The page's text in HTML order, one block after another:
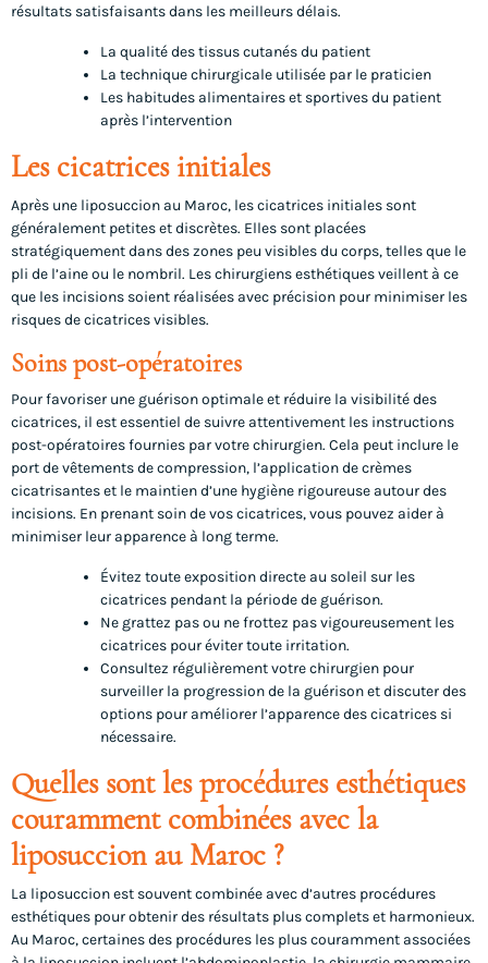
résultats satisfaisants dans les meilleurs délais.
La qualité des tissus cutanés du patient
La technique chirurgicale utilisée par le praticien
Les habitudes alimentaires et sportives du patient
après l’intervention
Les cicatrices initiales
Après une liposuccion au Maroc, les cicatrices initiales sont
généralement petites et discrètes. Elles sont placées
stratégiquement dans des zones peu visibles du corps, telles que le
pli de l’aine ou le nombril. Les chirurgiens esthétiques veillent à ce
que les incisions soient réalisées avec précision pour minimiser les
risques de cicatrices visibles.
Soins post-opératoires
Pour favoriser une guérison optimale et réduire la visibilité des
cicatrices, il est essentiel de suivre attentivement les instructions
post-opératoires fournies par votre chirurgien. Cela peut inclure le
port de vêtements de compression, l’application de crèmes
cicatrisantes et le maintien d’une hygiène rigoureuse autour des
incisions. En prenant soin de vos cicatrices, vous pouvez aider à
minimiser leur apparence à long terme.
Évitez toute exposition directe au soleil sur les
cicatrices pendant la période de guérison.
Ne grattez pas ou ne frottez pas vigoureusement les
cicatrices pour éviter toute irritation.
Consultez régulièrement votre chirurgien pour
surveiller la progression de la guérison et discuter des
options pour améliorer l’apparence des cicatrices si
nécessaire.
Quelles sont les procédures esthétiques
couramment combinées avec la
liposuccion au Maroc ?
La liposuccion est souvent combinée avec d’autres procédures
esthétiques pour obtenir des résultats plus complets et harmonieux.
Au Maroc, certaines des procédures les plus couramment associées